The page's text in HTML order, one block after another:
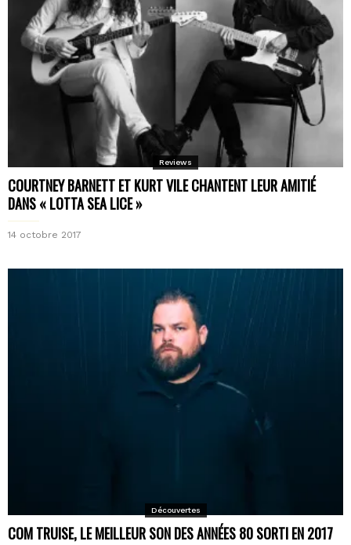
Reviews
COURTNEY BARNETT ET KURT VILE CHANTENT LEUR AMITIÉ
DANS « LOTTA SEA LICE »
14 octobre 2017
Découvertes
COM TRUISE, LE MEILLEUR SON DES ANNÉES 80 SORTI EN 2017